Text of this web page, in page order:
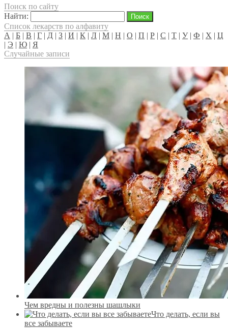
Поиск по сайту
Найти:
Список лекарств по алфавиту
А | Б | В | Г | Д | З | И | К | Л | М | Н | О | П | Р | С | Т | У| Ф | Х | Ц
| Э | Ю | Я
Случайные записи
Чем вредны и полезны шашлыки
Что делать, если вы
все забываете